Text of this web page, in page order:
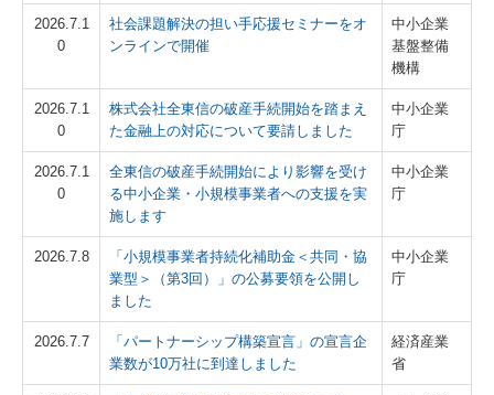
2026.7.1
0
社会課題解決の担い手応援セミナーをオ
ンラインで開催
中小企業
基盤整備
機構
2026.7.1
0
株式会社全東信の破産手続開始を踏まえ
た金融上の対応について要請しました
中小企業
庁
2026.7.1
0
全東信の破産手続開始により影響を受け
る中小企業・小規模事業者への支援を実
施します
中小企業
庁
2026.7.8
「小規模事業者持続化補助金＜共同・協
業型＞（第3回）」の公募要領を公開し
ました
中小企業
庁
2026.7.7
「パートナーシップ構築宣言」の宣言企
業数が10万社に到達しました
経済産業
省